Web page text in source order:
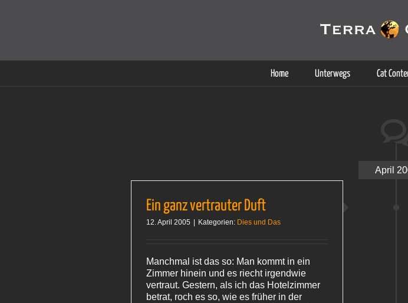
Home Unterwegs Cat
April
Ein ganz vertrauter Duft
12. April 2005 Kategorien: Dies und Das
Manchmal ist das so: Man kommt in ein
Zimmer hinein und es riecht irgendwie
vertraut. Gestern, als ich das Hotelzimmer
betrat, roch es so, wie es früher in der
Cookies helfen auf auf dieser Seite bei der Bereitstellung der Dienste. Durch die Nutzung
Weitere